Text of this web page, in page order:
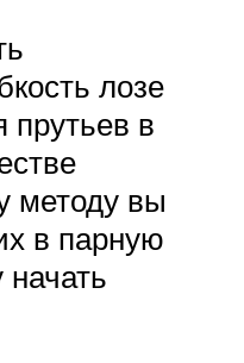
лозе
в
методу вы
в парную